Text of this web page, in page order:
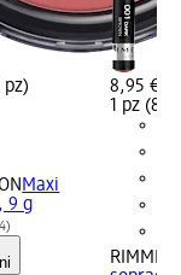
pz)
Maxi
9 g
8,95 €
1 pz
RIMMEL